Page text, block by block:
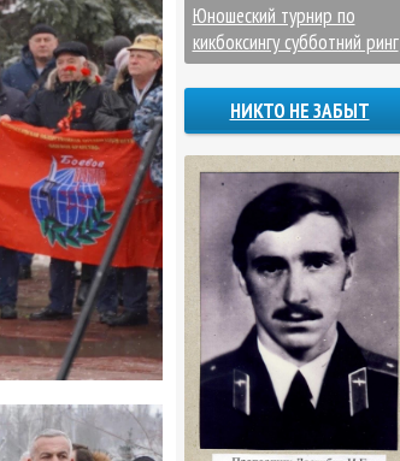
Юношеский турнир по
кикбоксингу субботний ринг
НИКТО НЕ ЗАБЫТ